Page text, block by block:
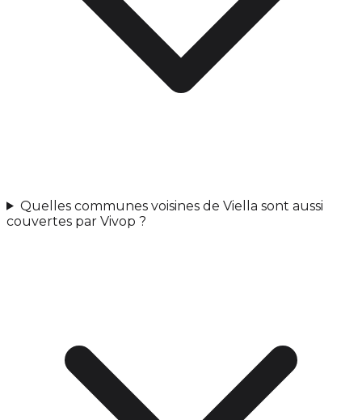
Quelles communes voisines de Viella sont aussi
couvertes par Vivop ?